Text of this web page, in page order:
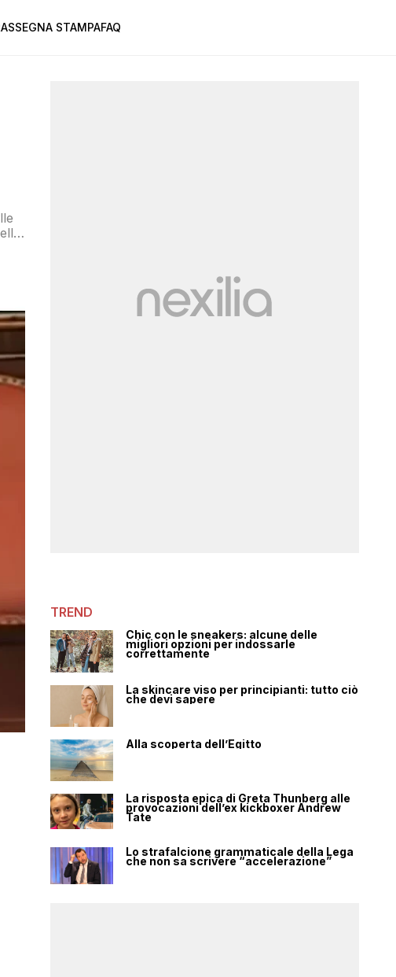
STAMPAFAQ
TREND
Chic con le sneakers: alcune delle
migliori opzioni per indossarle
correttamente
La skincare viso per principianti: tutto ciò
che devi sapere
Alla scoperta dell’Egitto
La risposta epica di Greta Thunberg alle
provocazioni dell’ex kickboxer Andrew
Tate
Lo strafalcione grammaticale della Lega
che non sa scrivere “accelerazione”